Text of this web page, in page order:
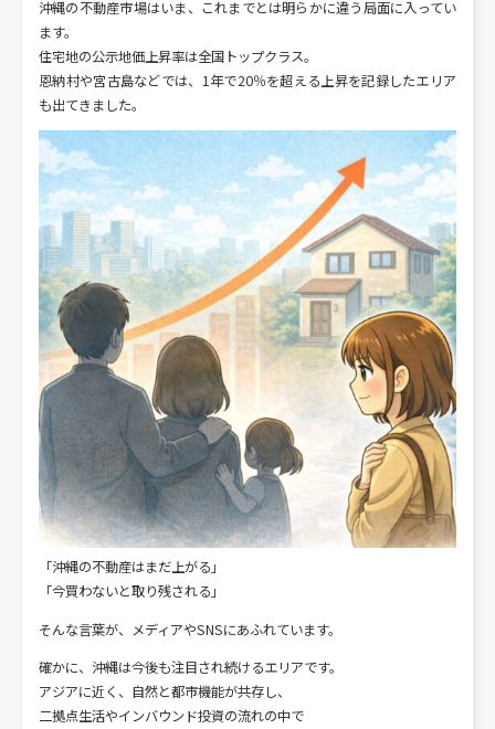
沖縄の不動産市場はいま、これまでとは明らかに違う局面に入ってい
ます。
住宅地の公示地価上昇率は全国トップクラス。
恩納村や宮古島などでは、1年で20％を超える上昇を記録したエリア
も出てきました。
「沖縄の不動産はまだ上がる」
「今買わないと取り残される」
そんな言葉が、メディアやSNSにあふれています。
確かに、沖縄は今後も注目され続けるエリアです。
アジアに近く、自然と都市機能が共存し、
二拠点生活やインバウンド投資の流れの中で